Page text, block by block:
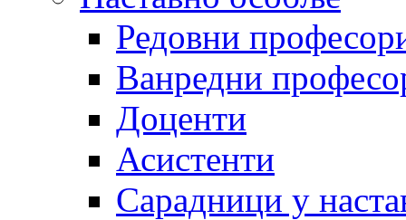
Редовни
Ванредни
Доценти
Асистенти
Сарадници у